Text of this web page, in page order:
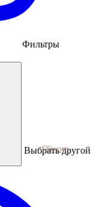
Выбрать другой
Фильтры
Сбросить